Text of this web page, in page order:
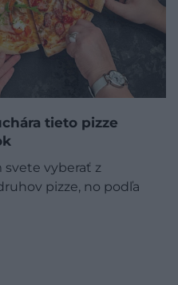
tieto pizze
svete vyberať z
pizze, no podľa